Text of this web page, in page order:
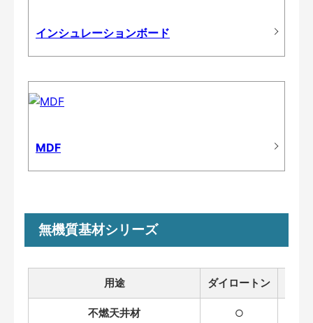
インシュレーションボード
MDF
無機質基材シリーズ
用途 ダイロートン
不燃天井材 ○